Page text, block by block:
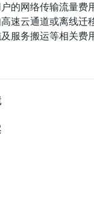
的网络传输流量费
速云通道或离线迁
服务搬运等相关费用